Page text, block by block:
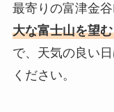
最寄りの富津金谷
大な富士山を望
で、天気の良い
ください。